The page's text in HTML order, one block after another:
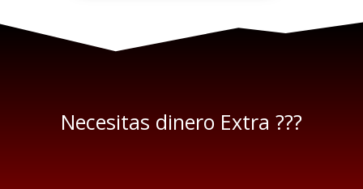
Necesitas dinero Extra ???